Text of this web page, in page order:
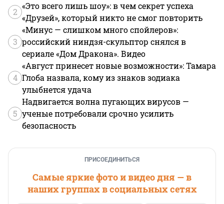
2
«Это всего лишь шоу»: в чем секрет успеха
«Друзей», который никто не смог повторить
3
«Минус — слишком много спойлеров»:
российский ниндзя-скульптор снялся в
сериале «Дом Дракона». Видео
4
«Август принесет новые возможности»: Тамара
Глоба назвала, кому из знаков зодиака
улыбнется удача
5
Надвигается волна пугающих вирусов —
ученые потребовали срочно усилить
безопасность
ПРИСОЕДИНИТЬСЯ
Самые яркие фото и видео дня — в
наших группах в социальных сетях